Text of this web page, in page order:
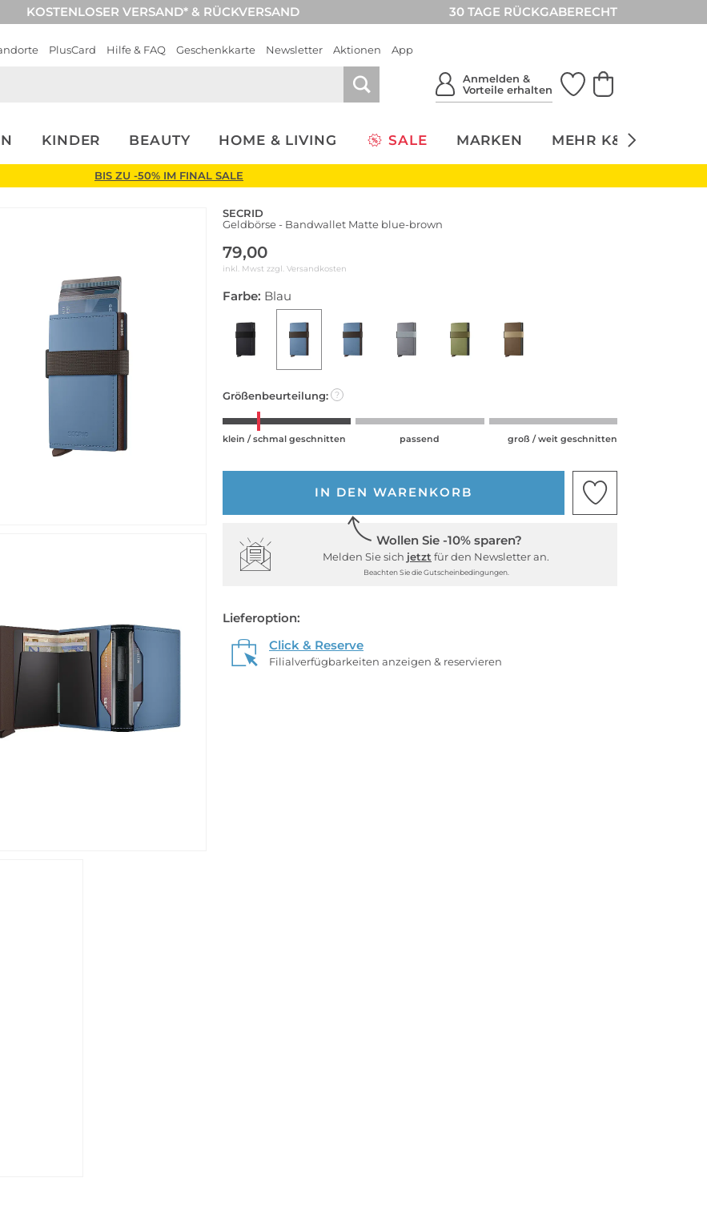
KOSTENLOSER VERSAND* & RÜCKVERSAND 30 TAGE RÜCKGABERECHT
PlusCard Hilfe & FAQ Geschenkkarte Newsletter Aktionen App
Anmelden &
Vorteile erhalten
KINDER BEAUTY HOME & LIVING SALE MARKEN MEHR K&Ö
BIS ZU -50% IM FINAL SALE
SECRID
Geldbörse - Bandwallet Matte blue-brown
79,00
inkl. Mwst zzgl. Versandkosten
Farbe: Blau
Größenbeurteilung: ?
klein / schmal geschnitten passend groß / weit geschnitten
IN DEN WARENKORB
Wollen Sie -10% sparen?
Melden Sie sich jetzt für den Newsletter an.
Beachten Sie die Gutscheinbedingungen.
Lieferoption:
Click & Reserve
Filialverfügbarkeiten anzeigen & reservieren